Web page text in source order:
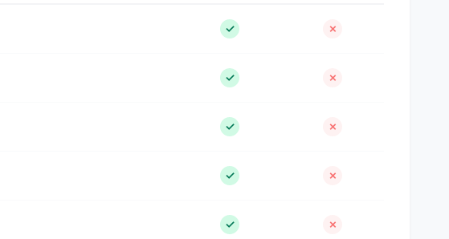
✓ ✗
✓ ✗
✓ ✗
✓ ✗
✓ ✗